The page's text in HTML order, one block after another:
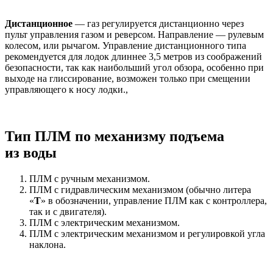
Дистанционное — газ регулируется дистанционно через
пульт управления газом и реверсом. Направление — рулевым
колесом, или рычагом. Управление дистанционного типа
рекомендуется для лодок длиннее 3,5 метров из соображений
безопасности, так как наибольший угол обзора, особенно при
выходе на глиссирование, возможен только при смещении
управляющего к носу лодки.,
Тип ПЛМ по механизму подъема
из воды
ПЛМ с ручным механизмом.
ПЛМ с гидравлическим механизмом (обычно литера
«Т» в обозначении, управление ПЛМ как с контроллера,
так и с двигателя).
ПЛМ с электрическим механизмом.
ПЛМ с электрическим механизмом и регулировкой угла
наклона.